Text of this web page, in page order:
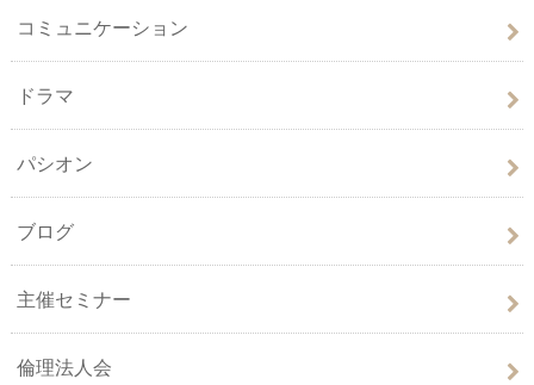
コミュニケーション
ドラマ
パシオン
ブログ
主催セミナー
倫理法人会